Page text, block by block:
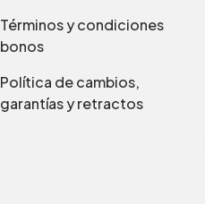
Términos y condiciones
bonos
Política de cambios,
garantías y retractos